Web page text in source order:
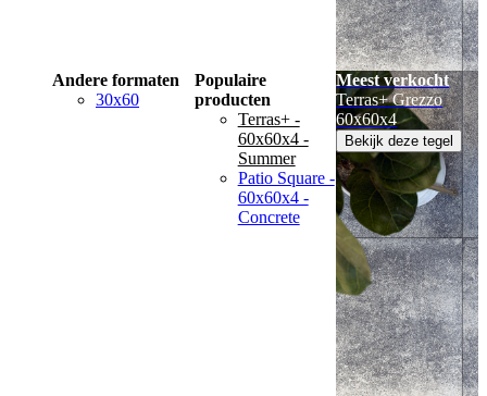
Andere formaten
30x60
Populaire
producten
Terras+ -
60x60x4 -
Summer
Patio Square -
60x60x4 -
Concrete
Meest verkocht
Terras+ Grezzo
60x60x4
Bekijk deze tegel